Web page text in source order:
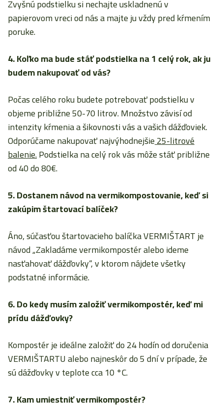
Zvyšnú podstielku si nechajte uskladnenú v
papierovom vreci od nás a majte ju vždy pred kŕmením
poruke.
4. Koľko ma bude stáť podstielka na 1 celý rok, ak ju
budem nakupovať od vás?
Počas celého roku budete potrebovať podstielku v
objeme približne 50-70 litrov. Množstvo závisí od
intenzity kŕmenia a šikovnosti vás a vašich dážďoviek.
Odporúčame nakupovať najvýhodnejšie25-litrové
balenie.Podstielka na celý rok vás môže stáť približne
od 40 do 80€.
5. Dostanem návod na vermikompostovanie, keď si
zakúpim štartovací balíček?
Áno, súčasťou štartovacieho balíčka VERMIŠTART je
návod „Zakladáme vermikompostér alebo ideme
nasťahovať dážďovky“, v ktorom nájdete všetky
podstatné informácie.
6. Do kedy musím založiť vermikompostér, keď mi
prídu dážďovky?
Kompostér je ideálne založiť do 24 hodín od doručenia
VERMIŠTARTU alebo najneskôr do 5 dní v prípade, že
sú dážďovky v teplote cca 10 °C.
7. Kam umiestniť vermikompostér?